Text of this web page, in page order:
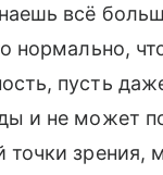
всё
нормально,
пусть
и не может
зрения,